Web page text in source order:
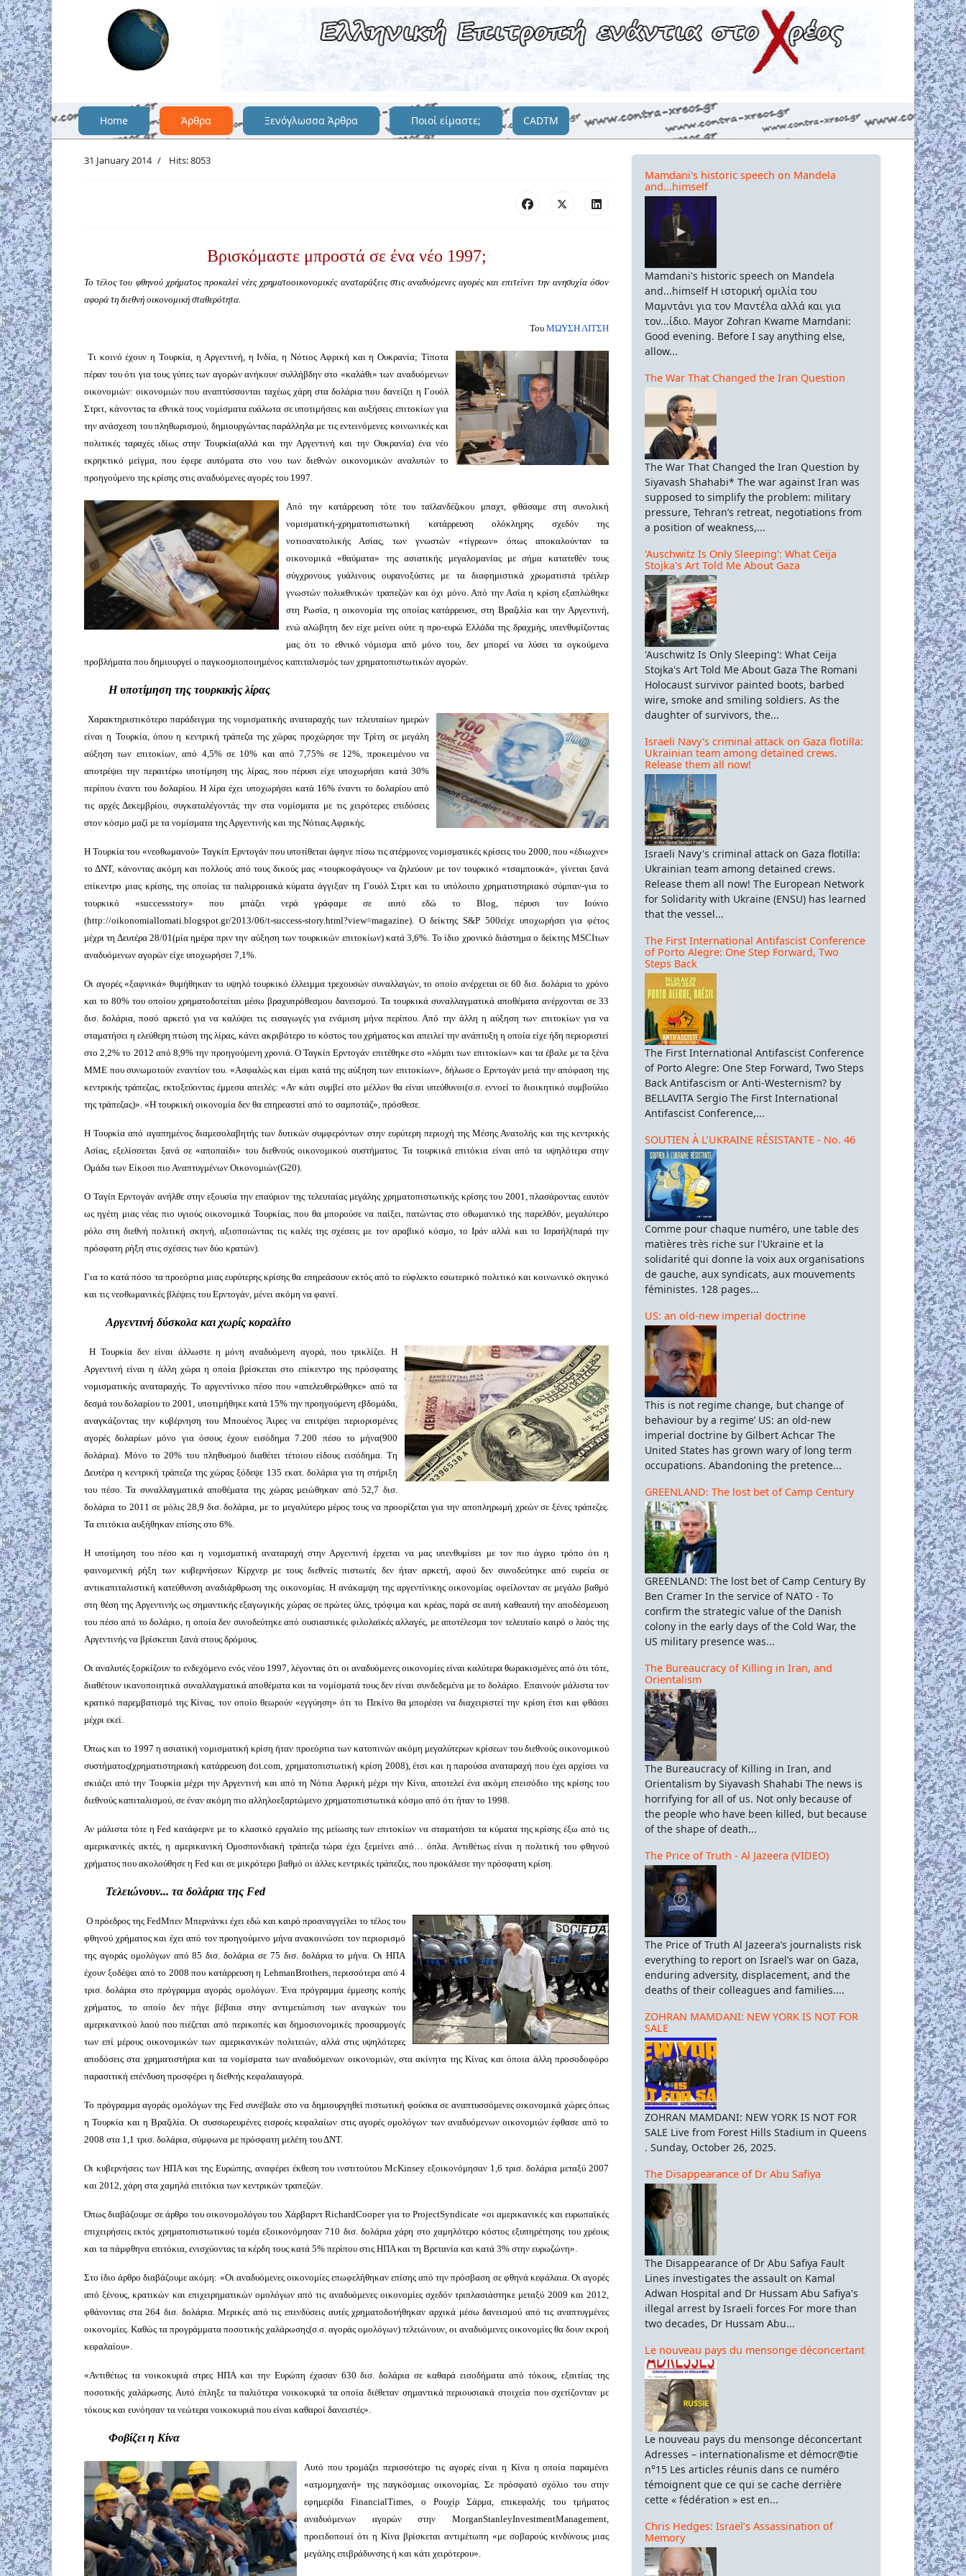
Home Άρθρα Ξενόγλωσσα Άρθρα Ποιοί είμαστε; CADTM
31 January 2014 Hits: 8053
Βρισκόμαστε μπροστά σε ένα νέο 1997;
Το τέλος του φθηνού χρήματος προκαλεί νέες χρηματοοικονομικές αναταράξεις στις αναδυόμενες αγορές και επιτείνει την ανησυχία όσον
αφορά τη διεθνή οικονομική σταθερότητα.
Του ΜΩΥΣΗ ΛΙΤΣΗ
Τι κοινό έχουν η Τουρκία, η Αργεντινή, η Ινδία, η Νότιος Αφρική και η Ουκρανία; Τίποτα
πέραν του ότι για τους γύπες των αγορών ανήκουν συλλήβδην στο «καλάθι» των αναδυόμενων
οικονομιών: οικονομιών που αναπτύσσονται ταχέως χάρη στα δολάρια που δανείζει η Γουόλ
Στριτ, κάνοντας τα εθνικά τους νομίσματα ευάλωτα σε υποτιμήσεις και αυξήσεις επιτοκίων για
την ανάσχεση του πληθωρισμού, δημιουργώντας παράλληλα με τις εντεινόμενες κοινωνικές και
πολιτικές ταραχές ιδίως στην Τουρκία(αλλά και την Αργεντινή και την Ουκρανία) ένα νέο
εκρηκτικό μείγμα, που έφερε αυτόματα στο νου των διεθνών οικονομικών αναλυτών το
προηγούμενο της κρίσης στις αναδυόμενες αγορές του 1997.
Από την κατάρρευση τότε του ταϊλανδέζικου μπαχτ, φθάσαμε στη συνολική
νομισματική-χρηματοπιστωτική κατάρρευση ολόκληρης σχεδόν της
νοτιοανατολικής Ασίας, των γνωστών «τίγρεων» όπως αποκαλούνταν τα
οικονομικά «θαύματα» της ασιατικής μεγαλομανίας με σήμα κατατεθέν τους
σύγχρονους γυάλινους ουρανοξύστες με τα διαφημιστικά χρωματιστά τρέιλερ
γνωστών πολυεθνικών τραπεζών και όχι μόνο. Από την Ασία η κρίση εξαπλώθηκε
στη Ρωσία, η οικονομία της οποίας κατάρρευσε, στη Βραζιλία και την Αργεντινή,
ενώ αλώβητη δεν είχε μείνει ούτε η προ-ευρώ Ελλάδα της δραχμής, υπενθυμίζοντας
μας ότι το εθνικό νόμισμα από μόνο του, δεν μπορεί να λύσει τα ογκούμενα
προβλήματα που δημιουργεί ο παγκοσμιοποιημένος καπιταλισμός των χρηματοπιστωτικών αγορών.
Η υποτίμηση της τουρκικής λίρας
Χαρακτηριστικότερο παράδειγμα της νομισματικής αναταραχής των τελευταίων ημερών
είναι η Τουρκία, όπου η κεντρική τράπεζα της χώρας προχώρησε την Τρίτη σε μεγάλη
αύξηση των επιτοκίων, από 4,5% σε 10% και από 7,75% σε 12%, προκειμένου να
αποτρέψει την περαιτέρω υποτίμηση της λίρας, που πέρυσι είχε υποχωρήσει κατά 30%
περίπου έναντι του δολαρίου. Η λίρα έχει υποχωρήσει κατά 16% έναντι το δολαρίου από
τις αρχές Δεκεμβρίου, συγκαταλέγοντάς την στα νομίσματα με τις χειρότερες επιδόσεις
στον κόσμο μαζί με τα νομίσματα της Αργεντινής και της Νότιας Αφρικής.
Η Τουρκία του «νεοθωμανού» Ταγκίπ Ερντογάν που υποτίθεται άφηνε πίσω τις ατέρμονες νομισματικές κρίσεις του 2000, που «έδιωχνε»
το ΔΝΤ, κάνοντας ακόμη και πολλούς από τους δικούς μας «τουρκοφάγους» να ζηλεύουν με τον τουρκικό «τσαμπουκά», γίνεται ξανά
επίκεντρο μιας κρίσης, της οποίας τα παλιρροιακά κύματα άγγιξαν τη Γουόλ Στριτ και το υπόλοιπο χρηματιστηριακό σύμπαν-για το
τουρκικό «successstory» που μπάζει νερά γράφαμε σε αυτό εδώ τοBlog , πέρυσι τον Ιούνιο
(http://oikonomiallomati blogspot gr/2013/06/t-success-story.html?view=magazine). Ο δείκτηςS&P 500είχε υποχωρήσει για φέτος
μέχρι τη Δευτέρα 28/01(μία ημέρα πριν την αύξηση των τουρκικών επιτοκίων) κατά 3,6%. Το ίδιο χρονικό διάστημα ο δείκτης MSCIτων
αναδυόμενων αγορών είχε υποχωρήσει 7,1%.
Οι αγορές «ξαφνικά» θυμήθηκαν το υψηλό τουρκικό έλλειμμα τρεχουσών συναλλαγών, το οποίο ανέρχεται σε 60 δισ. δολάρια το χρόνο
και το 80% του οποίου χρηματοδοτείται μέσω βραχυπρόθεσμου δανεισμού. Τα τουρκικά συναλλαγματικά αποθέματα ανέρχονται σε 33
δισ. δολάρια, ποσό αρκετό για να καλύψει τις εισαγωγές για ενάμιση μήνα περίπου. Από την άλλη η αύξηση των επιτοκίων για να
σταματήσει η ελεύθερη πτώση της λίρας, κάνει ακριβότερο το κόστος του χρήματος και απειλεί την ανάπτυξη η οποία είχε ήδη περιοριστεί
στο 2,2% το 2012 από 8,9% την προηγούμενη χρονιά. Ο Ταγκίπ Ερντογάν επιτέθηκε στο «λόμπι των επιτοκίων» και τα έβαλε με τα ξένα
ΜΜΕ που συνωμοτούν εναντίον του. «Ασφαλώς και είμαι κατά της αύξηση των επιτοκίων», δήλωσε ο Ερντογάν μετά την απόφαση της
κεντρικής τράπεζας, εκτοξεύοντας έμμεσα απειλές: «Αν κάτι συμβεί στο μέλλον θα είναι υπεύθυνοι(σ.σ. εννοεί το διοικητικό συμβούλιο
της τράπεζας)». «Η τουρκική οικονομία δεν θα επηρεαστεί από το σαμποτάζ», πρόσθεσε.
Η Τουρκία από αγαπημένος διαμεσολαβητής των δυτικών συμφερόντων στην ευρύτερη περιοχή της Μέσης Ανατολής και της κεντρικής
Ασίας, εξελίσσεται ξανά σε «αποπαίδι» του διεθνούς οικονομικού συστήματος. Τα τουρκικά επιτόκια είναι από τα υψηλότερα στην
Ομάδα των Είκοσι πιο Αναπτυγμένων Οικονομιών(G20).
Ο Ταγίπ Ερντογάν ανήλθε στην εξουσία την επαύριον της τελευταίας μεγάλης χρηματοπιστωτικής κρίσης του 2001, πλασάροντας εαυτόν
ως ηγέτη μιας νέας πιο υγιούς οικονομικά Τουρκίας, που θα μπορούσε να παίξει, πατώντας στο οθωμανικό της παρελθόν, μεγαλύτερο
ρόλο στη διεθνή πολιτική σκηνή, αξιοποιώντας τις καλές της σχέσεις με τον αραβικό κόσμο, το Ιράν αλλά και το Ισραήλ(παρά την
πρόσφατη ρήξη στις σχέσεις των δύο κρατών).
Για το κατά πόσο τα προεόρτια μιας ευρύτερης κρίσης θα επηρεάσουν εκτός από το εύφλεκτο εσωτερικό πολιτικό και κοινωνικό σκηνικό
και τις νεοθωμανικές βλέψεις του Ερντογάν, μένει ακόμη να φανεί.
Αργεντινή δύσκολα και χωρίς κοραλίτο
Η Τουρκία δεν είναι άλλωστε η μόνη αναδυόμενη αγορά, που τρικλίζει. Η
Αργεντινή είναι η άλλη χώρα η οποία βρίσκεται στο επίκεντρο της πρόσφατης
νομισματικής αναταραχής. Το αργεντίνικο πέσο που «απελευθερώθηκε» από τα
δεσμά του δολαρίου το 2001, υποτιμήθηκε κατά 15% την προηγούμενη εβδομάδα,
αναγκάζοντας την κυβέρνηση του Μπουένος Άιρες να επιτρέψει περιορισμένες
αγορές δολαρίων μόνο για όσους έχουν εισόδημα 7.200 πέσο το μήνα(900
δολάρια). Μόνο το 20% του πληθυσμού διαθέτει τέτοιου είδους εισόδημα. Τη
Δευτέρα η κεντρική τράπεζα της χώρας ξόδεψε 135 εκατ. δολάρια για τη στήριξη
του πέσο. Τα συναλλαγματικά αποθέματα της χώρας μειώθηκαν από 52,7 δισ.
δολάρια το 2011 σε μόλις 28,9 δισ. δολάρια, με το μεγαλύτερο μέρος τους να προορίζεται για την αποπληρωμή χρεών σε ξένες τράπεζες.
Τα επιτόκια αυξήθηκαν επίσης στο 6%.
Η υποτίμηση του πέσο και η νομισματική αναταραχή στην Αργεντινή έρχεται να μας υπενθυμίσει με τον πιο άγριο τρόπο ότι η
φαινομενική ρήξη των κυβερνήσεων Κίρχνερ με τους διεθνείς πιστωτές δεν ήταν αρκετή, αφού δεν συνοδεύτηκε από ευρεία σε
αντικαπιταλιστική κατεύθυνση αναδιάρθρωση της οικονομίας. Η ανάκαμψη της αργεντίνικης οικονομίας οφείλονταν σε μεγάλο βαθμό
στη θέση της Αργεντινής ως σημαντικής εξαγωγικής χώρας σε πρώτες ύλες, τρόφιμα και κρέας, παρά σε αυτή καθεαυτή την αποδέσμευση
του πέσο από το δολάριο, η οποία δεν συνοδεύτηκε από ουσιαστικές φιλολαϊκές αλλαγές, με αποτέλεσμα τον τελευταίο καιρό ο λαός της
Αργεντινής να βρίσκεται ξανά στους δρόμους.
Οι αναλυτές ξορκίζουν το ενδεχόμενο ενός νέου 1997, λέγοντας ότι οι αναδυόμενες οικονομίες είναι καλύτερα θωρακισμένες από ότι τότε,
διαθέτουν ικανοποιητικά συναλλαγματικά αποθέματα και τα νομίσματά τους δεν είναι συνδεδεμένα με το δολάριο. Επαινούν μάλιστα τον
κρατικό παρεμβατισμό της Κίνας, τον οποίο θεωρούν «εγγύηση» ότι το Πεκίνο θα μπορέσει να διαχειριστεί την κρίση έτσι και φθάσει
μέχρι εκεί.
Όπως και το 1997 η ασιατική νομισματική κρίση ήταν προεόρτια των κατοπινών ακόμη μεγαλύτερων κρίσεων του διεθνούς οικονομικού
συστήματος(χρηματιστηριακή κατάρρευσηdot .com , χρηματοπιστωτική κρίση 2008), έτσι και η παρούσα αναταραχή που έχει αρχίσει να
σκιάζει από την Τουρκία μέχρι την Αργεντινή και από τη Νότια Αφρική μέχρι την Κίνα, αποτελεί ένα ακόμη επεισόδιο της κρίσης του
διεθνούς καπιταλισμού, σε έναν ακόμη πιο αλληλοεξαρτώμενο χρηματοπιστωτικά κόσμο από ότι ήταν το 1998.
Αν μάλιστα τότε ηFed κατάφερνε με το κλασικό εργαλείο της μείωσης των επιτοκίων να σταματήσει τα κύματα της κρίσης έξω από τις
αμερικανικές ακτές, η αμερικανική Ομοσπονδιακή τράπεζα τώρα έχει ξεμείνει από… όπλα. Αντιθέτως είναι η πολιτική του φθηνού
χρήματος που ακολούθησε η Fed και σε μικρότερο βαθμό οι άλλες κεντρικές τράπεζες, που προκάλεσε την πρόσφατη κρίση.
Τελειώνουν... τα δολάρια της Fed
Ο πρόεδρος της FedΜπεν Μπερνάνκι έχει εδώ και καιρό προαναγγείλει το τέλος του
φθηνού χρήματος και έχει από τον προηγούμενο μήνα ανακοινώσει τον περιορισμό
της αγοράς ομολόγων από 85 δισ. δολάρια σε 75 δισ. δολάρια το μήνα. Οι ΗΠΑ
έχουν ξοδέψει από το 2008 που κατάρρευση η LehmanBrothers, περισσότερα από 4
τρισ. δολάρια στο πρόγραμμα αγοράς ομολόγων. Ένα πρόγραμμα έμμεσης κοπής
χρήματος, το οποίο δεν πήγε βέβαια στην αντιμετώπιση των αναγκών του
αμερικανικού λαού που πιέζεται από περικοπές και δημοσιονομικές προσαρμογές
των επί μέρους οικονομικών των αμερικανικών πολιτειών, αλλά στις υψηλότερες
αποδόσεις στα χρηματιστήρια και τα νομίσματα των αναδυόμενων οικονομιών, στα ακίνητα της Κίνας και όποια άλλη προσοδοφόρο
παρασιτική επένδυση προσφέρει η διεθνής κεφαλαιαγορά.
Το πρόγραμμα αγοράς ομολόγων της Fed συνέβαλε στο να δημιουργηθεί πιστωτική φούσκα σε αναπτυσσόμενες οικονομικά χώρες όπως
η Τουρκία και η Βραζιλία. Οι συσσωρευμένες εισροές κεφαλαίων στις αγορές ομολόγων των αναδυόμενων οικονομιών έφθασε από το
2008 στα 1,1 τρισ. δολάρια, σύμφωνα με πρόσφατη μελέτη του ΔΝΤ.
Οι κυβερνήσεις των ΗΠΑ και της Ευρώπης, αναφέρει έκθεση του ινστιτούτουMcKinsey εξοικονόμησαν 1,6 τρισ. δολάρια μεταξύ 2007
και 2012, χάρη στα χαμηλά επιτόκια των κεντρικών τραπεζών.
Όπως διαβάζουμε σε άρθρο του οικονομολόγου του ΧάρβαρντRichardCooperγια τοProjectSyndicate «οι αμερικανικές και ευρωπαϊκές
επιχειρήσεις εκτός χρηματοπιστωτικού τομέα εξοικονόμησαν 710 δισ. δολάρια χάρη στο χαμηλότερο κόστος εξυπηρέτησης του χρέους
και τα πάμφθηνα επιτόκια, ενισχύοντας τα κέρδη τους κατά 5% περίπου στις ΗΠΑ και τη Βρετανία και κατά 3% στην ευρωζώνη».
Στο ίδιο άρθρο διαβάζουμε ακόμη: «Οι αναδυόμενες οικονομίες επωφελήθηκαν επίσης από την πρόσβαση σε φθηνά κεφάλαια. Οι αγορές
από ξένους, κρατικών και επιχειρηματικών ομολόγων από τις αναδυόμενες οικονομίες σχεδόν τριπλασιάστηκε μεταξύ 2009 και 2012,
φθάνοντας στα 264 δισ. δολάρια. Μερικές από τις επενδύσεις αυτές χρηματοδοτήθηκαν αρχικά μέσω δανεισμού από τις αναπτυγμένες
οικονομίες. Καθώς τα προγράμματα ποσοτικής χαλάρωσης(σ.σ. αγοράς ομολόγων) τελειώνουν, οι αναδυόμενες οικονομίες θα δουν εκροή
κεφαλαίου».
«Αντιθέτως τα νοικοκυριά στρες ΗΠΑ και την Ευρώπη έχασαν 630 δισ. δολάρια σε καθαρά εισοδήματα από τόκους, εξαιτίας της
ποσοτικής χαλάρωσης. Αυτό έπληξε τα παλιότερα νοικοκυριά τα οποία διέθεταν σημαντικά περιουσιακά στοιχεία που σχετίζονταν με
τόκους και ευνόησαν τα νεώτερα νοικοκυριά που είναι καθαροί δανειστές».
Φοβίζει η Κίνα
Αυτό που τρομάζει περισσότερο τις αγορές είναι η Κίνα η οποία παραμένει
«ατμομηχανή» της παγκόσμιας οικονομίας. Σε πρόσφατό σχόλιο του στην
εφημερίδαFinancialTimes o Ρουχίρ Σάρμα, επικεφαλής του τμήματος
αναδυόμενων αγορών στην MorganStanleyInvestmentManagement
προειδοποιεί ότι η Κίνα βρίσκεται αντιμέτωπη «με σοβαρούς κινδύνους μιας
μεγάλης επιβράδυνσης ή και κάτι χειρότερου».
Mamdani's historic speech on Mandela
and...himself
Mamdani's historic speech on Mandela
and...himself Η ιστορική ομιλία του
Μαμντάνι για τον Μαντέλα αλλά και για
τον...ίδιο. Mayor Zohran Kwame Mamdani:
Good evening. Before I say anything else,
allow...
The War That Changed the Iran Question
The War That Changed the Iran Question by
Siyavash Shahabi* The war against Iran was
supposed to simplify the problem: military
pressure, Tehran’s retreat, negotiations from
a position of weakness,...
'Auschwitz Is Only Sleeping': What Ceija
Stojka's Art Told Me About Gaza
'Auschwitz Is Only Sleeping': What Ceija
Stojka's Art Told Me About Gaza The Romani
Holocaust survivor painted boots, barbed
wire, smoke and smiling soldiers. As the
daughter of survivors, the...
Israeli Navy's criminal attack on Gaza flotilla:
Ukrainian team among detained crews.
Release them all now!
Israeli Navy's criminal attack on Gaza flotilla:
Ukrainian team among detained crews.
Release them all now! The European Network
for Solidarity with Ukraine (ENSU) has learned
that the vessel...
The First International Antifascist Conference
of Porto Alegre: One Step Forward, Two
Steps Back
The First International Antifascist Conference
of Porto Alegre: One Step Forward, Two Steps
Back Antifascism or Anti-Westernism? by
BELLAVITA Sergio The First International
Antifascist Conference,...
SOUTIEN À L’UKRAINE RÉSISTANTE - No. 46
Comme pour chaque numéro, une table des
matières très riche sur l'Ukraine et la
solidarité qui donne la voix aux organisations
de gauche, aux syndicats, aux mouvements
féministes. 128 pages...
US: an old-new imperial doctrine
This is not regime change, but change of
behaviour by a regime’ US: an old-new
imperial doctrine by Gilbert Achcar The
United States has grown wary of long term
occupations. Abandoning the pretence...
GREENLAND: The lost bet of Camp Century
GREENLAND: The lost bet of Camp Century By
Ben Cramer In the service of NATO - To
confirm the strategic value of the Danish
colony in the early days of the Cold War, the
US military presence was...
The Bureaucracy of Killing in Iran, and
Orientalism
The Bureaucracy of Killing in Iran, and
Orientalism by Siyavash Shahabi The news is
horrifying for all of us. Not only because of
the people who have been killed, but because
of the shape of death...
The Price of Truth - Al Jazeera (VIDEO)
The Price of Truth Al Jazeera’s journalists risk
everything to report on Israel’s war on Gaza,
enduring adversity, displacement, and the
deaths of their colleagues and families....
ZOHRAN MAMDANI: NEW YORK IS NOT FOR
SALE
ZOHRAN MAMDANI: NEW YORK IS NOT FOR
SALE Live from Forest Hills Stadium in Queens
. Sunday, October 26, 2025.
The Disappearance of Dr Abu Safiya
The Disappearance of Dr Abu Safiya Fault
Lines investigates the assault on Kamal
Adwan Hospital and Dr Hussam Abu Safiya's
illegal arrest by Israeli forces For more than
two decades, Dr Hussam Abu...
Le nouveau pays du mensonge déconcertant
Le nouveau pays du mensonge déconcertant
Adresses – internationalisme et démocr@tie
n°15 Les articles réunis dans ce numéro
témoignent que ce qui se cache derrière
cette « fédération » est en...
Chris Hedges: Israel’s Assassination of
Memory